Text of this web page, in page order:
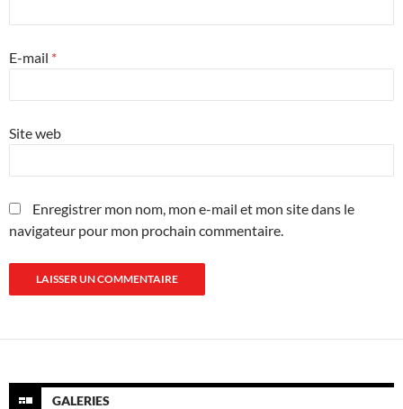
E-mail *
Site web
Enregistrer mon nom, mon e-mail et mon site dans le
navigateur pour mon prochain commentaire.
GALERIES